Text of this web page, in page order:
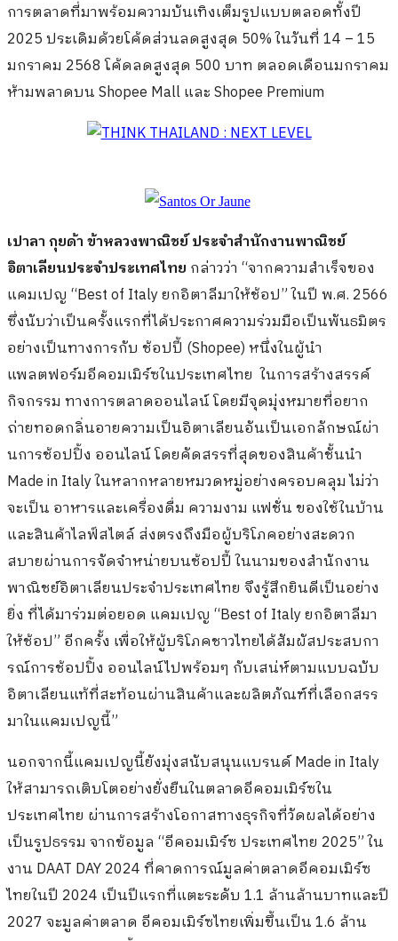
การตลาดที่มาพร้อมความบันเทิงเต็มรูปแบบตลอดทั้งปี
2025 ประเดิมด้วยโค้ดส่วนลดสูงสุด 50% ในวันที่ 14 – 15
มกราคม 2568 โค้ดลดสูงสุด 500 บาท ตลอดเดือนมกราคม
ห้ามพลาดบน Shopee Mall และ Shopee Premium
เปาลา กุยด้า ข้าหลวงพาณิชย์ ประจำสำนักงานพาณิชย์
อิตาเลียนประจำประเทศไทย กล่าวว่า “จากความสำเร็จของ
แคมเปญ “Best of Italy ยกอิตาลีมาให้ช้อป” ในปี พ.ศ. 2566
ซึ่งนับว่าเป็นครั้งแรกที่ได้ประกาศความร่วมมือเป็นพันธมิตร
อย่างเป็นทางการกับ ช้อปปี้ (Shopee) หนึ่งในผู้นำ
แพลตฟอร์มอีคอมเมิร์ซในประเทศไทย ในการสร้างสรรค์
กิจกรรม ทางการตลาดออนไลน์ โดยมีจุดมุ่งหมายที่อยาก
ถ่ายทอดกลิ่นอายความเป็นอิตาเลียนอันเป็นเอกลักษณ์ผ่า
นการช้อปปิ้ง ออนไลน์ โดยคัดสรรที่สุดของสินค้าชั้นนำ
Made in Italy ในหลากหลายหมวดหมู่อย่างครอบคลุม ไม่ว่า
จะเป็น อาหารและเครื่องดื่ม ความงาม แฟชั่น ของใช้ในบ้าน
และสินค้าไลฟ์สไตล์ ส่งตรงถึงมือผู้บริโภคอย่างสะดวก
สบายผ่านการจัดจำหน่ายบนช้อปปี้ ในนามของสำนักงาน
พาณิชย์อิตาเลียนประจำประเทศไทย จึงรู้สึกยินดีเป็นอย่าง
ยิ่ง ที่ได้มาร่วมต่อยอด แคมเปญ “Best of Italy ยกอิตาลีมา
ให้ช้อป” อีกครั้ง เพื่อให้ผู้บริโภคชาวไทยได้สัมผัสประสบกา
รณ์การช้อปปิ้ง ออนไลน์ไปพร้อมๆ กับเสน่ห์ตามแบบฉบับ
อิตาเลียนแท้ที่สะท้อนผ่านสินค้าและผลิตภัณฑ์ที่เลือกสรร
มาในแคมเปญนี้”
นอกจากนี้แคมเปญนี้ยังมุ่งสนับสนุนแบรนด์ Made in Italy
ให้สามารถเติบโตอย่างยั่งยืนในตลาดอีคอมเมิร์ซใน
ประเทศไทย ผ่านการสร้างโอกาสทางธุรกิจที่วัดผลได้อย่าง
เป็นรูปธรรม จากข้อมูล “อีคอมเมิร์ซ ประเทศไทย 2025” ใน
งาน DAAT DAY 2024 ที่คาดการณ์มูลค่าตลาดอีคอมเมิร์ซ
ไทยในปี 2024 เป็นปีแรกที่แตะระดับ 1.1 ล้านล้านบาทและปี
2027 จะมูลค่าตลาด อีคอมเมิร์ซไทยเพิ่มขึ้นเป็น 1.6 ล้าน